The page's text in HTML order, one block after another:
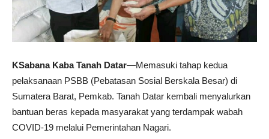
KSabana Kaba Tanah Datar—Memasuki tahap kedua
pelaksanaan PSBB (Pebatasan Sosial Berskala Besar) di
Sumatera Barat, Pemkab. Tanah Datar kembali menyalurkan
bantuan beras kepada masyarakat yang terdampak wabah
COVID-19 melalui Pemerintahan Nagari.